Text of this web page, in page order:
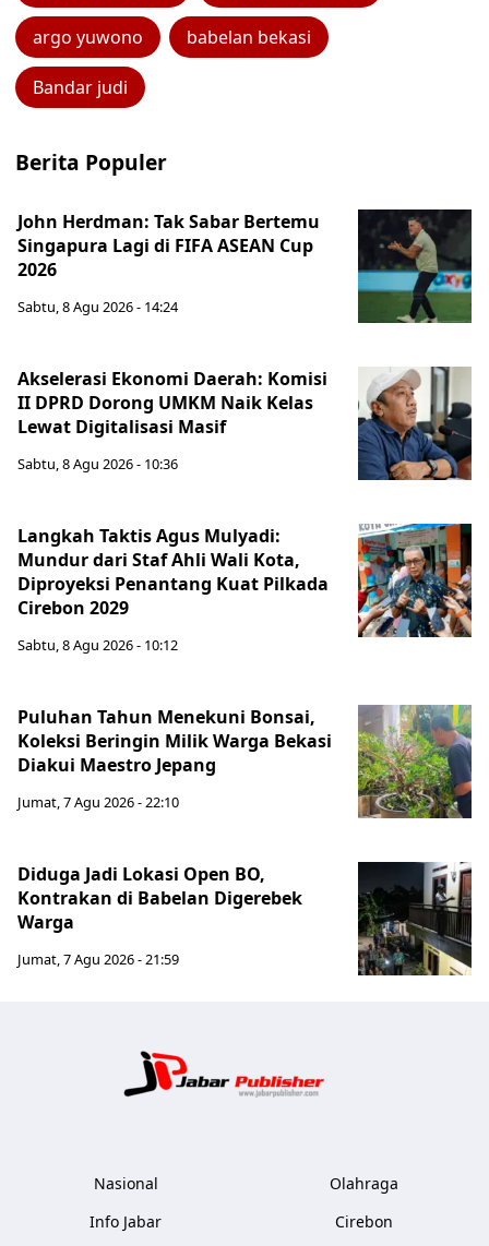
argo yuwono babelan bekasi
Bandar judi
Berita Populer
John Herdman: Tak Sabar Bertemu
Singapura Lagi di FIFA ASEAN Cup
2026
Sabtu, 8 Agu 2026 - 14:24
Akselerasi Ekonomi Daerah: Komisi
II DPRD Dorong UMKM Naik Kelas
Lewat Digitalisasi Masif
Sabtu, 8 Agu 2026 - 10:36
Langkah Taktis Agus Mulyadi:
Mundur dari Staf Ahli Wali Kota,
Diproyeksi Penantang Kuat Pilkada
Cirebon 2029
Sabtu, 8 Agu 2026 - 10:12
Puluhan Tahun Menekuni Bonsai,
Koleksi Beringin Milik Warga Bekasi
Diakui Maestro Jepang
Jumat, 7 Agu 2026 - 22:10
Diduga Jadi Lokasi Open BO,
Kontrakan di Babelan Digerebek
Warga
Jumat, 7 Agu 2026 - 21:59
Nasional
Info Jabar
Olahraga
Cirebon